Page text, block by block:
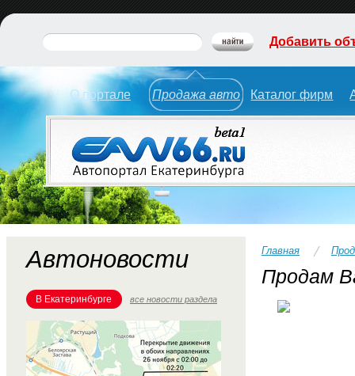
О портале Продажа авто Каталог фирм
Добавить
Главная
Продам
Автоновости
В Екатеринбурге все новости раздела